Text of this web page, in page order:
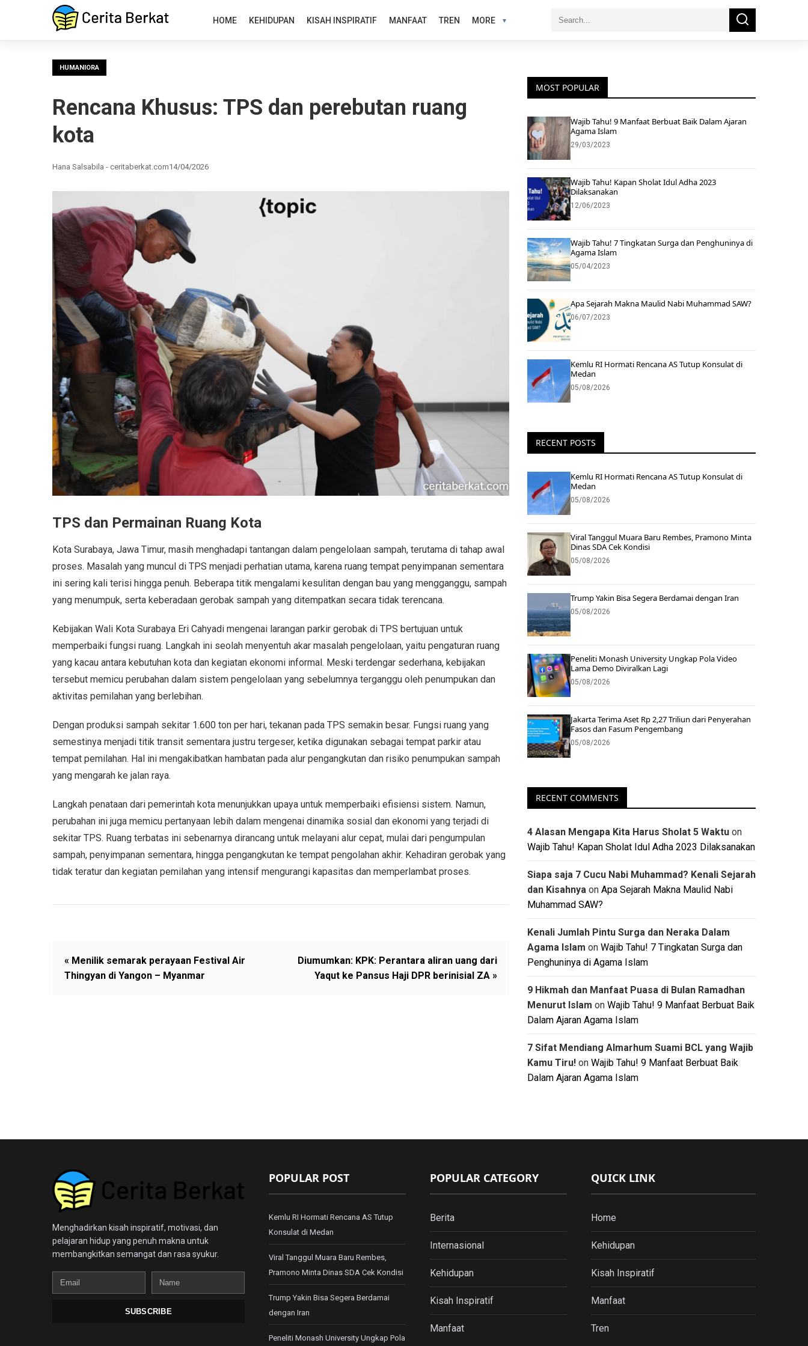
HOME KEHIDUPAN KISAH INSPIRATIF MANFAAT TREN MORE
Search
Search
HUMANIORA
Rencana Khusus: TPS dan perebutan ruang
kota
Hana Salsabila - ceritaberkat.com14/04/2026
TPS dan Permainan Ruang Kota
Kota Surabaya, Jawa Timur, masih menghadapi tantangan dalam pengelolaan sampah, terutama di tahap awal
proses. Masalah yang muncul di TPS menjadi perhatian utama, karena ruang tempat penyimpanan sementara
ini sering kali terisi hingga penuh. Beberapa titik mengalami kesulitan dengan bau yang mengganggu, sampah
yang menumpuk, serta keberadaan gerobak sampah yang ditempatkan secara tidak terencana.
Kebijakan Wali Kota Surabaya Eri Cahyadi mengenai larangan parkir gerobak di TPS bertujuan untuk
memperbaiki fungsi ruang. Langkah ini seolah menyentuh akar masalah pengelolaan, yaitu pengaturan ruang
yang kacau antara kebutuhan kota dan kegiatan ekonomi informal. Meski terdengar sederhana, kebijakan
tersebut memicu perubahan dalam sistem pengelolaan yang sebelumnya terganggu oleh penumpukan dan
aktivitas pemilahan yang berlebihan.
Dengan produksi sampah sekitar 1.600 ton per hari, tekanan pada TPS semakin besar. Fungsi ruang yang
semestinya menjadi titik transit sementara justru tergeser, ketika digunakan sebagai tempat parkir atau
tempat pemilahan. Hal ini mengakibatkan hambatan pada alur pengangkutan dan risiko penumpukan sampah
yang mengarah ke jalan raya.
Langkah penataan dari pemerintah kota menunjukkan upaya untuk memperbaiki efisiensi sistem. Namun,
perubahan ini juga memicu pertanyaan lebih dalam mengenai dinamika sosial dan ekonomi yang terjadi di
sekitar TPS. Ruang terbatas ini sebenarnya dirancang untuk melayani alur cepat, mulai dari pengumpulan
sampah, penyimpanan sementara, hingga pengangkutan ke tempat pengolahan akhir. Kehadiran gerobak yang
tidak teratur dan kegiatan pemilahan yang intensif mengurangi kapasitas dan memperlambat proses.
« Menilik semarak perayaan Festival Air
Thingyan di Yangon – Myanmar
Diumumkan: KPK: Perantara aliran uang dari
Yaqut ke Pansus Haji DPR berinisial ZA »
MOST POPULAR
Wajib Tahu! 9 Manfaat Berbuat Baik Dalam Ajaran
Agama Islam
29/03/2023
Wajib Tahu! Kapan Sholat Idul Adha 2023
Dilaksanakan
12/06/2023
Wajib Tahu! 7 Tingkatan Surga dan Penghuninya di
Agama Islam
05/04/2023
Apa Sejarah Makna Maulid Nabi Muhammad SAW?
06/07/2023
Kemlu RI Hormati Rencana AS Tutup Konsulat di
Medan
05/08/2026
RECENT POSTS
Kemlu RI Hormati Rencana AS Tutup Konsulat di
Medan
05/08/2026
Viral Tanggul Muara Baru Rembes, Pramono Minta
Dinas SDA Cek Kondisi
05/08/2026
Trump Yakin Bisa Segera Berdamai dengan Iran
05/08/2026
Peneliti Monash University Ungkap Pola Video
Lama Demo Diviralkan Lagi
05/08/2026
Jakarta Terima Aset Rp 2,27 Triliun dari Penyerahan
Fasos dan Fasum Pengembang
05/08/2026
RECENT COMMENTS
4 Alasan Mengapa Kita Harus Sholat 5 Waktu on
Wajib Tahu! Kapan Sholat Idul Adha 2023 Dilaksanakan
Siapa saja 7 Cucu Nabi Muhammad? Kenali Sejarah
dan Kisahnya on Apa Sejarah Makna Maulid Nabi
Muhammad SAW?
Kenali Jumlah Pintu Surga dan Neraka Dalam
Agama Islam on Wajib Tahu! 7 Tingkatan Surga dan
Penghuninya di Agama Islam
9 Hikmah dan Manfaat Puasa di Bulan Ramadhan
Menurut Islam on Wajib Tahu! 9 Manfaat Berbuat Baik
Dalam Ajaran Agama Islam
7 Sifat Mendiang Almarhum Suami BCL yang Wajib
Kamu Tiru! on Wajib Tahu! 9 Manfaat Berbuat Baik
Dalam Ajaran Agama Islam
Menghadirkan kisah inspiratif, motivasi, dan
pelajaran hidup yang penuh makna untuk
membangkitkan semangat dan rasa syukur.
Email
Name
SUBSCRIBE
POPULAR POST
Kemlu RI Hormati Rencana AS Tutup
Konsulat di Medan
Viral Tanggul Muara Baru Rembes,
Pramono Minta Dinas SDA Cek Kondisi
Trump Yakin Bisa Segera Berdamai
dengan Iran
Peneliti Monash University Ungkap Pola
POPULAR CATEGORY
Berita
Internasional
Kehidupan
Kisah Inspiratif
Manfaat
QUICK LINK
Home
Kehidupan
Kisah Inspiratif
Manfaat
Tren